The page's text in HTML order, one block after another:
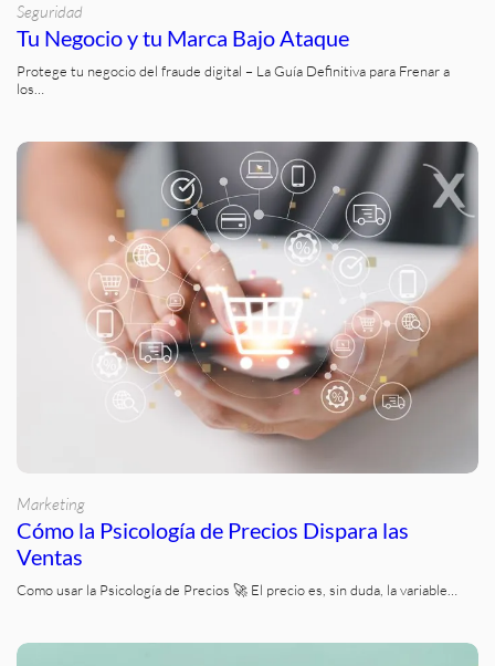
Seguridad
Tu Negocio y tu Marca Bajo Ataque
Protege tu negocio del fraude digital – La Guía Definitiva para Frenar a
los…
Marketing
Cómo la Psicología de Precios Dispara las
Ventas
Como usar la Psicología de Precios 🚀 El precio es, sin duda, la variable…